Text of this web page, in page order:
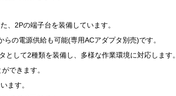
、2Pの端子台を装備しています。
の電源供給も可能(専用ACアダプタ別売)です。
として2種類を装備し、多様な作業環境に対応します
できます。
ます。